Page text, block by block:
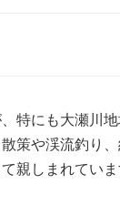
特にも大瀬川
策や渓流釣り
親しまれていま